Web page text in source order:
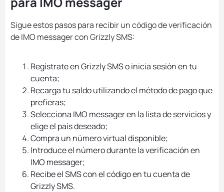
Sigue estos pasos para recibir un código de verificación
de IMO messager con Grizzly SMS:
Regístrate en Grizzly SMS o inicia sesión en tu
cuenta;
Recarga tu saldo utilizando el método de pago que
prefieras;
Selecciona IMO messager en la lista de servicios y
elige el país deseado;
Compra un número virtual disponible;
Introduce el número durante la verificación en
IMO messager;
Recibe el SMS con el código en tu cuenta de
Grizzly SMS.